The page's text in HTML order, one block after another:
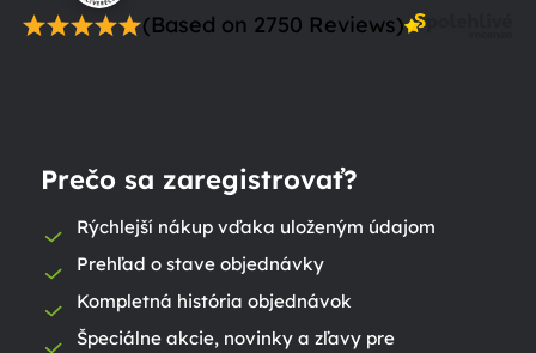
(Based on 2750 Reviews)
Prečo sa zaregistrovať?
Rýchlejší nákup vďaka uloženým údajom
Prehľad o stave objednávky
Kompletná história objednávok
Špeciálne akcie, novinky a zľavy pre